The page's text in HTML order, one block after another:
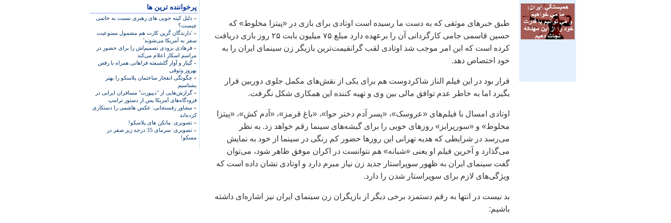
پرخواننده ترین ها
» دلیل کینه جویی های رهبری نسبت به خاتمی
چیست؟
» 'دارندگان گرین کارت هم مشمول ممنوعیت
سفر به آمریکا می‌شوند'
» فرهادی بزودی تصمیم‌اش را برای حضور در
مراسم اسکار اعلام می‌کند
»گیتار و آواز گلشیفته فراهانی همراه با رقص
بهروز وثوقی
» چگونگی انفجار ساختمان پلاسکو را بهتر
بشناسیم
»گزارش‌هایی از "دیپورت" مسافران ایرانی در
فرودگاه‌های آمریکا پس از دستور ترامپ
» مشاور رفسنجانی: عکس هاشمی را دستکاری
کرده‌اند
» تصویری: مانکن های پلاسکو!
»
تصویری: سرمای 35 درجه زیر صفر در
مسکو!
طبق خبرهای موثقی که به دست ما رسيده است اوتادی برای بازی در «پيتزا مخلوط» که
حسين قاسمی جامی کارگردانی آن را برعهده دارد مبلغ ۷۵ ميليون بابت ۲۵ روز بازی دريافت
کرده است که اين امر موجب شد اوتادی لقب گرانقيمت‌ترين بازيگر زن سينمای ايران را به
خود اختصاص دهد.
قرار بود در اين فيلم الناز شاکردوست هم برای يکی از نقش‌های مکمل جلوی دوربين قرار
بگيرد اما به خاطر عدم توافق مالی بين وی و تهيه کننده اين همکاری شکل نگرفت.
اوتادی امسال با فيلم‌های «عروسک»، «پسر آدم دختر حوا»، «باغ قرمز»، «آدم کش»، «پيتزا
مخلوط» و «سورپرايز» روزهای خوبی را برای گيشه‌های سينما رقم خواهد زد. به نظر
می‌رسد در شرايطی که هديه تهرانی اين روزها حضور کم رنگی در سينما از خود به نمايش
می‌گذارد و آخرين فيلم او يعنی «شبانه» هم نتوانست در اکران موفق ظاهر شود، می‌توان
گفت سينمای ايران به ظهور سوپراستار جديد زن نياز مبرم دارد و اوتادی نشان داده است که
ويژگی‌های لازم برای سوپراستار شدن را دارد.
بد نيست در انتها به رقم دستمزد برخی ديگر از بازيگران زن سينمای ايران نيز اشاره‌ای داشته
باشيم: